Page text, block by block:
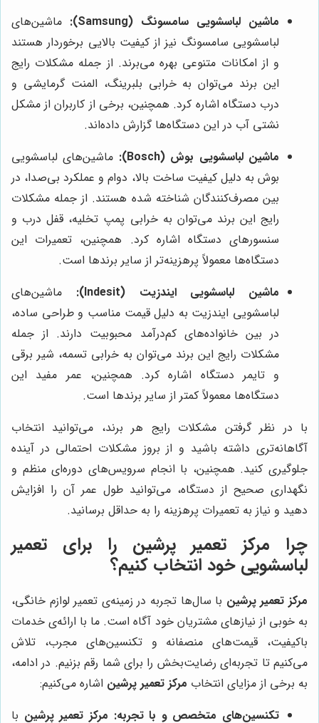
ماشین لباسشویی سامسونگ (Samsung):
ماشین‌های
لباسشویی سامسونگ نیز از کیفیت بالایی برخوردار هستند
و از امکانات متنوعی بهره می‌برند. از جمله مشکلات رایج
این برند می‌توان به خرابی بلبرینگ، المنت گرمایشی و
درب دستگاه اشاره کرد. همچنین، برخی از کاربران از مشکل
نشتی آب در این دستگاه‌ها گزارش داده‌اند.
ماشین لباسشویی بوش (Bosch):
ماشین‌های لباسشویی
بوش به دلیل کیفیت ساخت بالا، دوام و عملکرد بی‌صدا، در
بین مصرف‌کنندگان شناخته شده هستند. از جمله مشکلات
رایج این برند می‌توان به خرابی پمپ تخلیه، قفل درب و
سنسورهای دستگاه اشاره کرد. همچنین، تعمیرات این
دستگاه‌ها معمولاً پرهزینه‌تر از سایر برندها است.
ماشین لباسشویی ایندزیت (Indesit):
ماشین‌های
لباسشویی ایندزیت به دلیل قیمت مناسب و طراحی ساده،
در بین خانواده‌های کم‌درآمد محبوبیت دارند. از جمله
مشکلات رایج این برند می‌توان به خرابی تسمه، شیر برقی
و تایمر دستگاه اشاره کرد. همچنین، عمر مفید این
دستگاه‌ها معمولاً کمتر از سایر برندها است.
با در نظر گرفتن مشکلات رایج هر برند، می‌توانید انتخاب
آگاهانه‌تری داشته باشید و از بروز مشکلات احتمالی در آینده
جلوگیری کنید. همچنین، با انجام سرویس‌های دوره‌ای منظم و
نگهداری صحیح از دستگاه، می‌توانید طول عمر آن را افزایش
دهید و نیاز به تعمیرات پرهزینه را به حداقل برسانید.
چرا مرکز تعمیر پرشین را برای تعمیر
لباسشویی خود انتخاب کنیم؟
مرکز تعمیر پرشین با سال‌ها تجربه در زمینه‌ی تعمیر لوازم خانگی،
به خوبی از نیازهای مشتریان خود آگاه است. ما با ارائه‌ی خدمات
باکیفیت، قیمت‌های منصفانه و تکنسین‌های مجرب، تلاش
می‌کنیم تا تجربه‌ای رضایت‌بخش را برای شما رقم بزنیم. در ادامه،
به برخی از مزایای انتخاب مرکز تعمیر پرشین اشاره می‌کنیم:
تکنسین‌های متخصص و با تجربه: مرکز تعمیر پرشین با